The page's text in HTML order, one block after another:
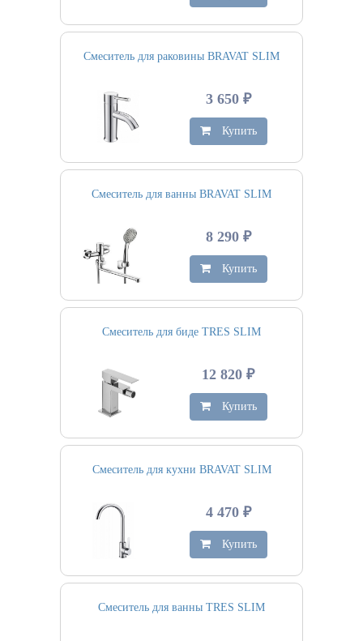
Смеситель для раковины BRAVAT SLIM
3 650 ₽
Купить
Смеситель для ванны BRAVAT SLIM
8 290 ₽
Купить
Смеситель для биде TRES SLIM
12 820 ₽
Купить
Смеситель для кухни BRAVAT SLIM
4 470 ₽
Купить
Смеситель для ванны TRES SLIM